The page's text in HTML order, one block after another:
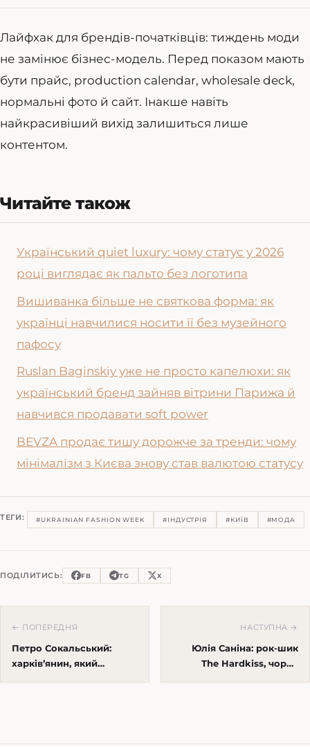
Лайфхак для брендів-початківців: тиждень моди
не замінює бізнес-модель. Перед показом мають
бути прайс, production calendar, wholesale deck,
нормальні фото й сайт. Інакше навіть
найкрасивіший вихід залишиться лише
контентом.
Читайте також
Український quiet luxury: чому статус у 2026
році виглядає як пальто без логотипа
Вишиванка більше не святкова форма: як
українці навчилися носити її без музейного
пафосу
Ruslan Baginskiy уже не просто капелюхи: як
український бренд зайняв вітрини Парижа й
навчився продавати soft power
BEVZA продає тишу дорожче за тренди: чому
мінімалізм з Києва знову став валютою статусу
ТЕГИ: #UKRAINIAN FASHION WEEK #ІНДУСТРІЯ #КИЇВ #МОДА
ПОДІЛИТИСЬ: FB TG X
← ПОПЕРЕДНЯ
Петро Сокальський:
харків’янин, який
НАСТУПНА →
Юлія Саніна: рок-шик
The Hardkiss, чорна